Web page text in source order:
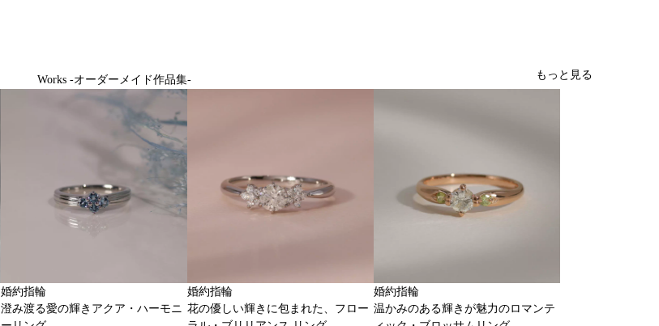
Works -オーダーメイド作品集- もっと見る
婚約指輪
澄み渡る愛の輝きアクア・ハーモニ
婚約指輪
花の優しい輝きに包まれた、フロー
婚約指輪
温かみのある輝きが魅力のロマンテ